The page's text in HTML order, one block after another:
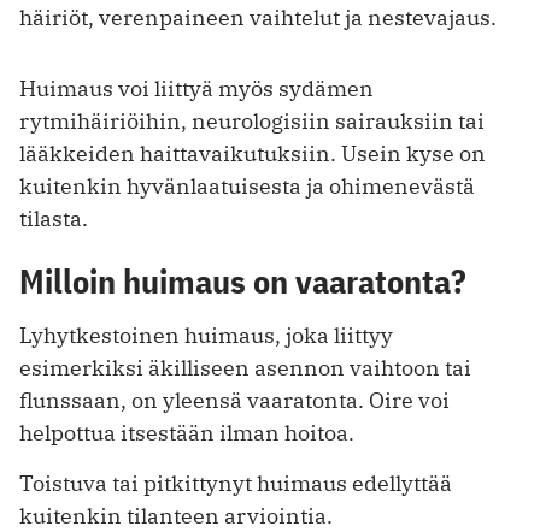
häiriöt, verenpaineen vaihtelut ja nestevajaus.
Huimaus voi liittyä myös sydämen
rytmihäiriöihin, neurologisiin sairauksiin tai
lääkkeiden haittavaikutuksiin. Usein kyse on
kuitenkin hyvänlaatuisesta ja ohimenevästä
tilasta.
Milloin huimaus on vaaratonta?
Lyhytkestoinen huimaus, joka liittyy
esimerkiksi äkilliseen asennon vaihtoon tai
flunssaan, on yleensä vaaratonta. Oire voi
helpottua itsestään ilman hoitoa.
Toistuva tai pitkittynyt huimaus edellyttää
kuitenkin tilanteen arviointia.